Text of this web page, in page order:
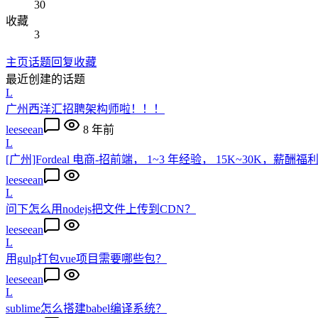
30
收藏
3
主页话题回复收藏
最近创建的话题
L
广州西洋汇招聘架构师啦！！！
leeseean
8 年前
L
[广州]Fordeal 电商-招前端， 1~3 年经验， 15K~30K，薪酬福
leeseean
L
问下怎么用nodejs把文件上传到CDN？
leeseean
L
用gulp打包vue项目需要哪些包？
leeseean
L
sublime怎么搭建babel编译系统？